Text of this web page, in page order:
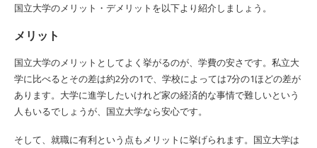
国立大学のメリット・デメリットを以下より紹介しましょう。
メリット
国立大学のメリットとしてよく挙がるのが、学費の安さです。私立大
学に比べるとその差は約2分の1で、学校によっては7分の1ほどの差が
あります。大学に進学したいけれど家の経済的な事情で難しいという
人もいるでしょうが、国立大学なら安心です。
そして、就職に有利という点もメリットに挙げられます。国立大学は